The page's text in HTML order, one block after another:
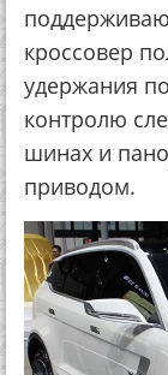
кроссовер
удержания
контролю
шинах и
приводом.